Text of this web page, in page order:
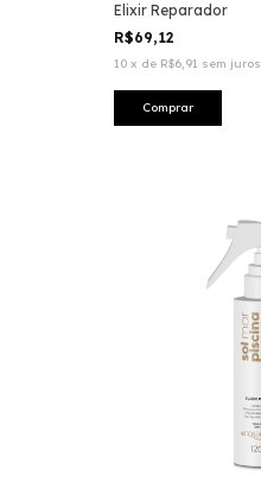
Elixir Reparador
R$69,12
10 x de R$6,91 sem juros